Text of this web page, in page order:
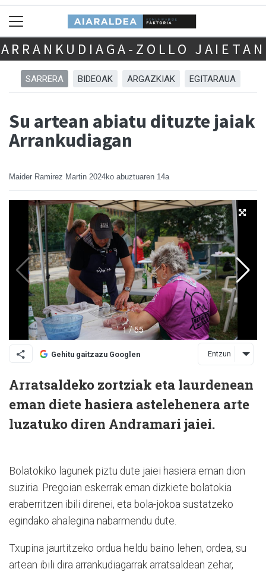
ARRANKUDIAGA-ZOLLO JAIETAN
SARRERA BIDEOAK ARGAZKIAK EGITARAUA
Su artean abiatu dituzte jaiak
Arrankudiagan
Maider Ramirez Martin 2024ko abuztuaren 14a
Gehitu gaitzazu Googlen Entzun
Arratsaldeko zortziak eta laurdenean
eman diete hasiera astelehenera arte
luzatuko diren Andramari jaiei.
Bolatokiko lagunek piztu dute jaiei hasiera eman dion
suziria. Pregoian eskerrak eman dizkiete bolatokia
eraberritzen ibili direnei, eta bola-jokoa sustatzeko
egindako ahalegina nabarmendu dute.
Txupina jaurtitzeko ordua heldu baino lehen, ordea, su
artean ibili dira arrankudiagarrak arratsaldean zehar,